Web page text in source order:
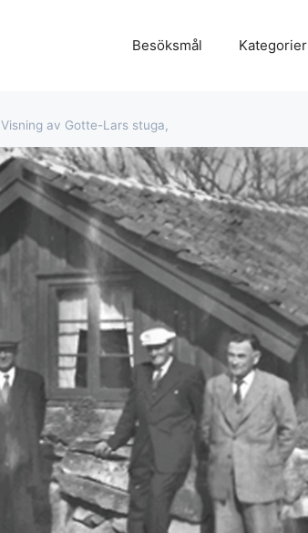
Besöksmål Kategorier
Visning av Gotte-Lars stuga,